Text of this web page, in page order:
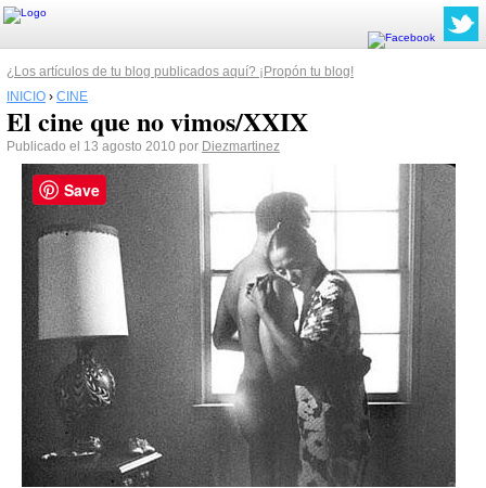
¿Los artículos de tu blog publicados aquí? ¡Propón tu blog!
INICIO › CINE
El cine que no vimos/XXIX
Publicado el 13 agosto 2010 por Diezmartinez
Save